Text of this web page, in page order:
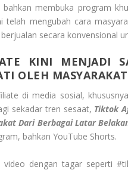
bahkan membuka program
telah mengubah cara
secara konvensional
KINI MENJADI
OLEH
di media sosial,
sekadar tren sesaat, Tiktok
Dari Berbagai Latar
bahkan YouTube Shorts.
video dengan tagar seperti